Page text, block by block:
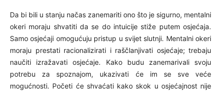
Da bi bili u stanju načas zanemariti ono što je sigurno, mentalni
okeri moraju shvatiti da se do intuicije stiže putem osjećaja.
Samo osjećaji omogućuju pristup u svijet slutnji. Mentalni okeri
moraju prestati racionalizirati i raščlanjivati osjećaje; trebaju
naučiti izražavati osjećaje. Kako budu zanemarivali svoju
potrebu za spoznajom, ukazivati će im se sve veće
mogućnosti. Početi će shvaćati kako skok u osjećajnost nije